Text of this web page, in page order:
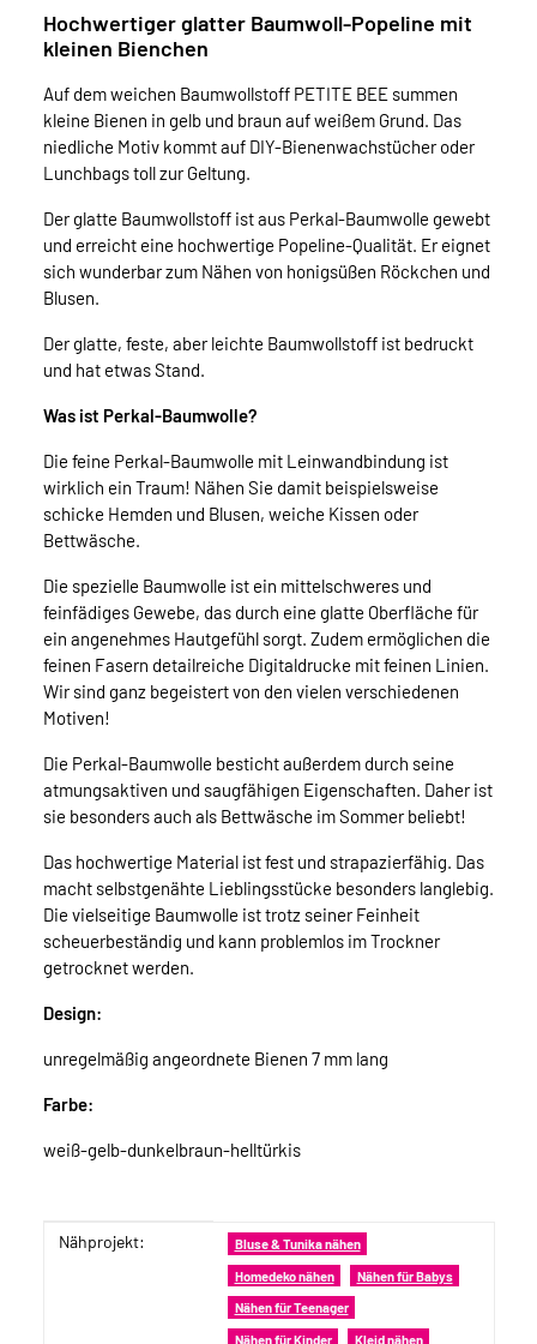
Hochwertiger glatter Baumwoll-Popeline mit
kleinen Bienchen
Auf dem weichen Baumwollstoff PETITE BEE summen
kleine Bienen in gelb und braun auf weißem Grund. Das
niedliche Motiv kommt auf DIY-Bienenwachstücher oder
Lunchbags toll zur Geltung.
Der glatte Baumwollstoff ist aus Perkal-Baumwolle gewebt
und erreicht eine hochwertige Popeline-Qualität. Er eignet
sich wunderbar zum Nähen von honigsüßen Röckchen und
Blusen.
Der glatte, feste, aber leichte Baumwollstoff ist bedruckt
und hat etwas Stand.
Was ist Perkal-Baumwolle?
Die feine Perkal-Baumwolle mit Leinwandbindung ist
wirklich ein Traum! Nähen Sie damit beispielsweise
schicke Hemden und Blusen, weiche Kissen oder
Bettwäsche.
Die spezielle Baumwolle ist ein mittelschweres und
feinfädiges Gewebe, das durch eine glatte Oberfläche für
ein angenehmes Hautgefühl sorgt. Zudem ermöglichen die
feinen Fasern detailreiche Digitaldrucke mit feinen Linien.
Wir sind ganz begeistert von den vielen verschiedenen
Motiven!
Die Perkal-Baumwolle besticht außerdem durch seine
atmungsaktiven und saugfähigen Eigenschaften. Daher ist
sie besonders auch als Bettwäsche im Sommer beliebt!
Das hochwertige Material ist fest und strapazierfähig. Das
macht selbstgenähte Lieblingsstücke besonders langlebig.
Die vielseitige Baumwolle ist trotz seiner Feinheit
scheuerbeständig und kann problemlos im Trockner
getrocknet werden.
Design:
unregelmäßig angeordnete Bienen 7 mm lang
Farbe:
weiß-gelb-dunkelbraun-helltürkis
Produkteigenschaft
Wert
Nähprojekt: Bluse & Tunika nähen
Homedeko nähen Nähen für Babys
Nähen für Teenager
Nähen für Kinder Kleid nähen